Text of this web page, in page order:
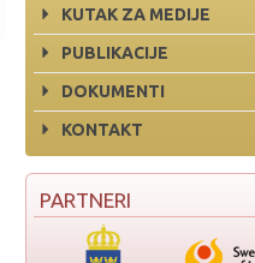
KUTAK ZA MEDIJE
PUBLIKACIJE
DOKUMENTI
KONTAKT
PARTNERI